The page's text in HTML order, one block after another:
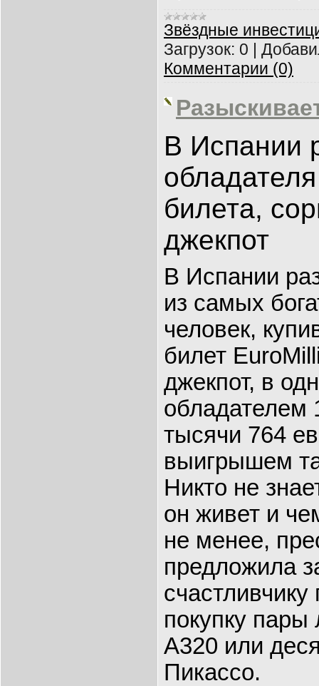
Звёздные
Загрузок: 0 |
Комментарии (0)
В Испании
билета,
джекпот
В Испании
из самых
человек,
билет
джекпот, в
обладателем
тысячи 764
выигрышем
Никто не
он живет и
не менее,
предложила
счастливчику
покупку
A320 или
Пикассо.